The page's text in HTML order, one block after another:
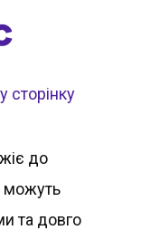
сторінку
до
можуть
та довго